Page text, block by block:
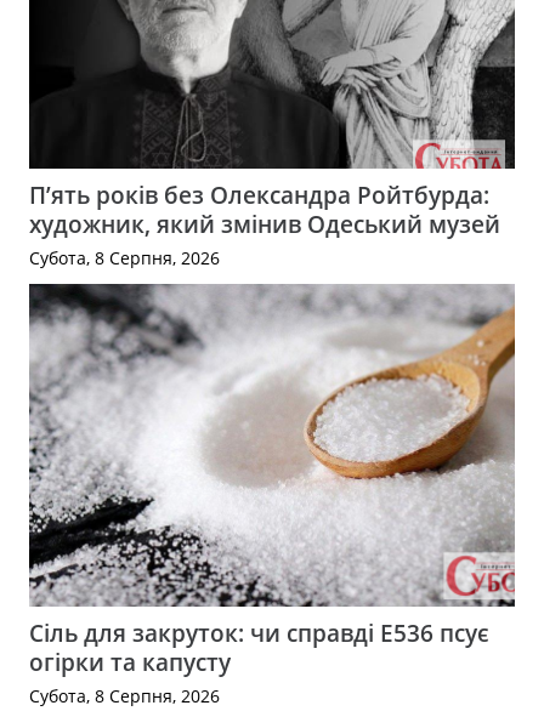
П’ять років без Олександра Ройтбурда:
художник, який змінив Одеський музей
Субота, 8 Серпня, 2026
Сіль для закруток: чи справді Е536 псує
огірки та капусту
Субота, 8 Серпня, 2026